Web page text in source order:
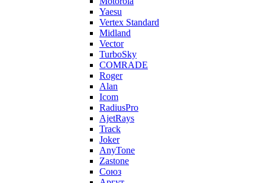
Yaesu
Vertex Standard
Midland
Vector
TurboSky
COMRADE
Roger
Alan
Icom
RadiusPro
AjetRays
Track
Joker
AnyTone
Zastone
Союз